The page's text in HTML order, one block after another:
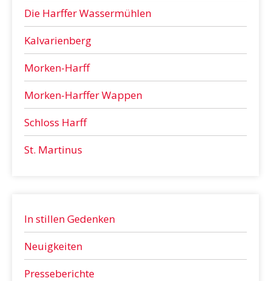
Die Harffer Wassermühlen
Kalvarienberg
Morken-Harff
Morken-Harffer Wappen
Schloss Harff
St. Martinus
In stillen Gedenken
Neuigkeiten
Presseberichte